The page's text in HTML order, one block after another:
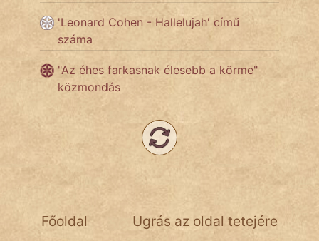
fantom
Jób Gedeon
vörös ördög
NapHold
'Leonard Cohen - Hallelujah' című
száma
"Az éhes farkasnak élesebb a körme"
közmondás
Ugrás az oldal tetejére
Főoldal